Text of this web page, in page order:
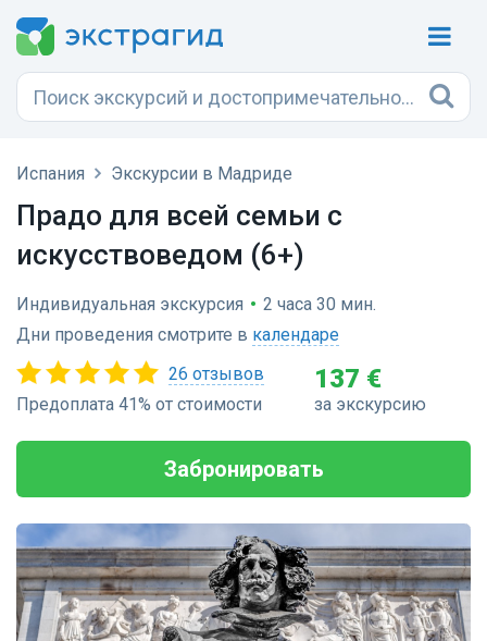
Испания Экскурсии в Мадриде
Прадо для всей семьи с
искусствоведом (6+)
Индивидуальная экскурсия • 2 часа 30 мин.
Дни проведения смотрите в календаре
26 отзывов
Предоплата 41% от стоимости
137 €
за экскурсию
Забронировать